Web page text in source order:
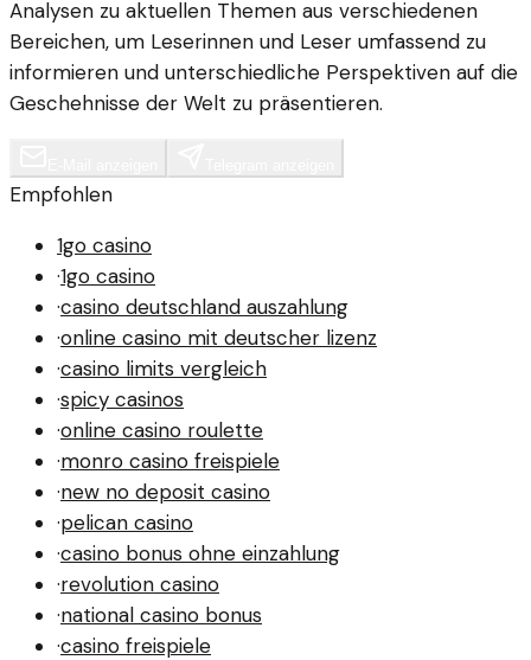
Analysen zu aktuellen Themen aus verschiedenen
Bereichen, um Leserinnen und Leser umfassend zu
informieren und unterschiedliche Perspektiven auf die
Geschehnisse der Welt zu präsentieren.
Empfohlen
1go casino
·1go casino
·casino deutschland auszahlung
·online casino mit deutscher lizenz
·casino limits vergleich
·spicy casinos
·online casino roulette
·monro casino freispiele
·new no deposit casino
·pelican casino
·casino bonus ohne einzahlung
·revolution casino
·national casino bonus
·casino freispiele